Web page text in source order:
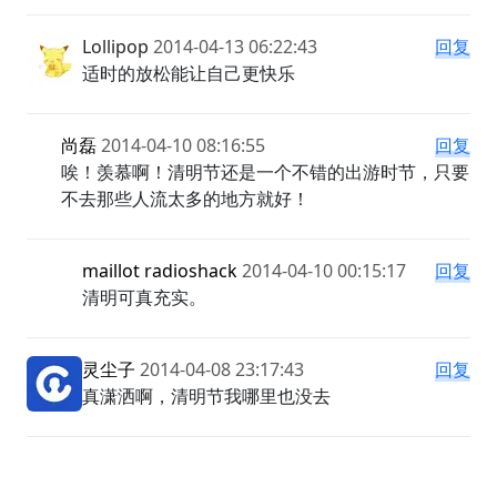
Lollipop 2014-04-13 06:22:43
回复
适时的放松能让自己更快乐
尚磊2014-04-10 08:16:55
回复
唉！羡慕啊！清明节还是一个不错的出游时节，
只要不去那些人流太多的地方就好！
maillot radioshack2014-04-10 00:15:17
回复
清明可真充实。
灵尘子 2014-04-08 23:17:43
回复
真潇洒啊，清明节我哪里也没去